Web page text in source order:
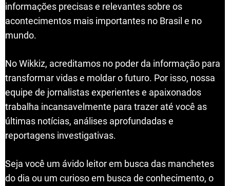
informações precisas e relevantes sobre os
acontecimentos mais importantes no Brasil e no
mundo.
No Wikkiz, acreditamos no poder da informação para
transformar vidas e moldar o futuro. Por isso, nossa
equipe de jornalistas experientes e apaixonados
trabalha incansavelmente para trazer até você as
últimas notícias, análises aprofundadas e
reportagens investigativas.
Seja você um ávido leitor em busca das manchetes
do dia ou um curioso em busca de conhecimento, o